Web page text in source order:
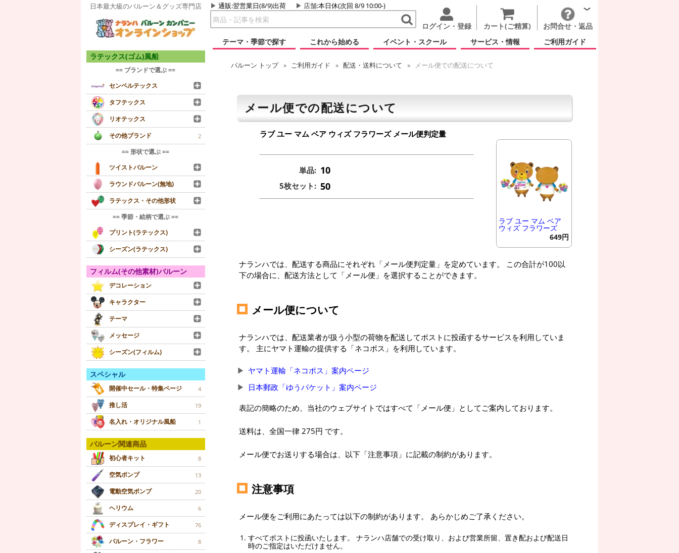
日本最大級のバルーン＆グッズ専門店 通販:翌営業日(8/9)出荷 店舗:本日休(次回 8/9 10:00-)
ログイン・登録 カート(ご精算)
お問合せ・返品
テーマ・季節で探す
これから始める イベント・スクール サービス・情報 ご利用ガイド
ラテックス(ゴム)風船
== ブランドで選ぶ ==
センペルテックス
タフテックス
リオテックス
その他ブランド
2
== 形状で選ぶ ==
ツイストバルーン
ラウンドバルーン(無地)
ラテックス・その他形状
== 季節・絵柄で選ぶ ==
プリント(ラテックス)
シーズン(ラテックス)
フィルム(その他素材)バルーン
デコレーション
キャラクター
テーマ
メッセージ
シーズン(フィルム)
スペシャル
開催中セール・特集ページ 4
推し活 19
名入れ・オリジナル風船 1
バルーン関連商品
初心者キット 8
空気ポンプ 13
電動空気ポンプ 20
ヘリウム 6
ディスプレイ・ギフト 76
バルーン・フラワー 8
バルーン トップ ご利用ガイド 配送・送料について メール便での配送について
メール便での配送について
ラブ ユー マム ベア ウィズ フラワーズ メール便判定量
単品: 10
5枚セット: 50
ラブ ユー マム ベア
ウィズ フラワーズ
649円
ナランハでは、配送する商品にそれぞれ「メール便判定量」を定めています。 この合計が100以
下の場合に、配送方法として「メール便」を選択することができます。
メール便について
ナランハでは、配送業者が扱う小型の荷物を配送してポストに投函するサービスを利用していま
す。 主にヤマト運輸の提供する「ネコポス」を利用しています。
ヤマト運輸「ネコポス」案内ページ
日本郵政「ゆうパケット」案内ページ
表記の簡略のため、当社のウェブサイトではすべて「メール便」としてご案内しております。
送料は、全国一律 275円 です。
メール便でお送りする場合は、以下「注意事項」に記載の制約があります。
注意事項
メール便をご利用にあたっては以下の制約があります。 あらかじめご了承ください。
すべてポストに投函いたします。 ナランハ店舗での受け取り、および営業所留、置き配および配送日
時のご指定はいただけません。